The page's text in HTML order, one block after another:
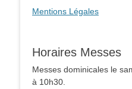
Mentions Légales
Horaires Messes
Messes dominicales le
à 10h30.